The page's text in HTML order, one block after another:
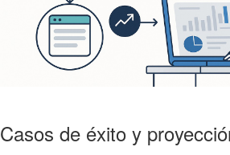
Casos de éxito y